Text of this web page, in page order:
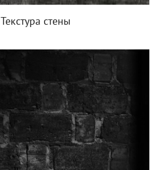
Текстура стены